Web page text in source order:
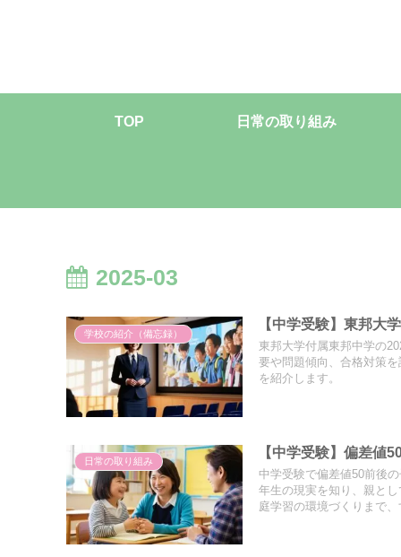
TOP 日常の取り組み
2025-03
学校の紹介（備忘録）
【中学受験】東邦大
東邦大学付属東邦中学の
要や問題傾向、合格対策
を紹介します。
日常の取り組み
【中学受験】偏差値
中学受験で偏差値50前後
年生の現実を知り、親と
庭学習の環境づくりまで